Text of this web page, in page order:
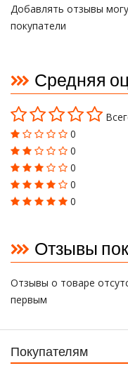
Добавлять отзывы
покупатели
Средняя
0
0
0
0
0
Отзывы
Отзывы о товаре
первым
Покупателям